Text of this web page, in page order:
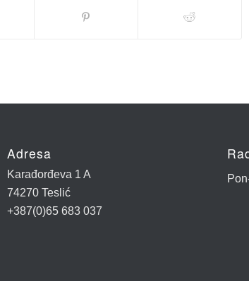
Adresa
Karađorđeva 1 A
74270 Teslić
+387(0)65 683 037